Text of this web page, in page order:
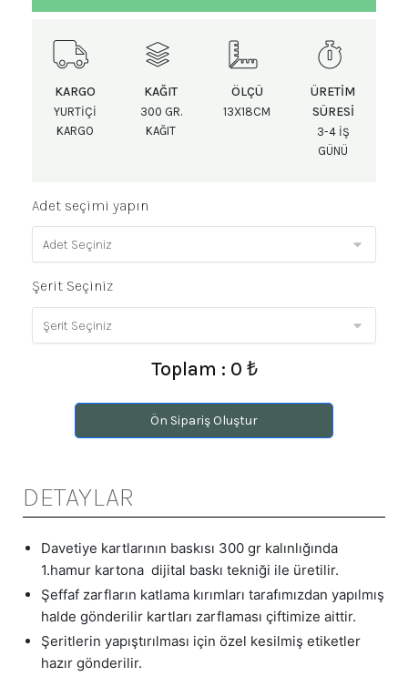
KARGO
YURTIÇI
KARGO
KAĞIT
300 GR.
KAĞIT
ÖLÇÜ
13X18CM
ÜRETIM
SÜRESI
3-4 IŞ
GÜNÜ
Adet seçimi yapın
Şerit Seçiniz
Toplam : 0 ₺
Ön Sipariş Oluştur
DETAYLAR
Davetiye kartlarının baskısı 300 gr kalınlığında
1.hamur kartona dijital baskı tekniği ile üretilir.
Şeffaf zarfların katlama kırımları tarafımızdan yapılmış
halde gönderilir kartları zarflaması çiftimize aittir.
Şeritlerin yapıştırılması için özel kesilmiş etiketler
hazır gönderilir.